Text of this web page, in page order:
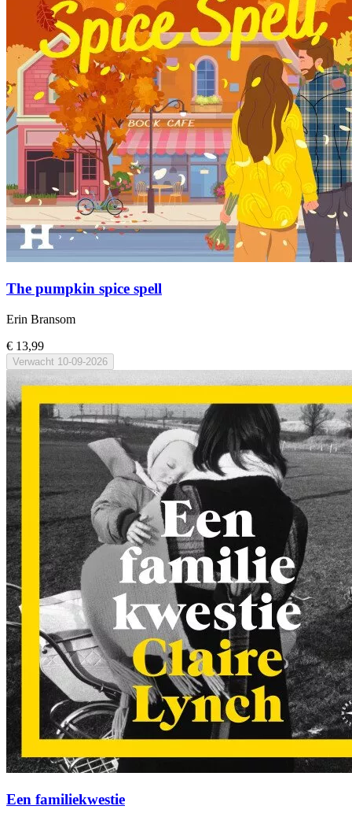
The pumpkin spice spell
Erin Bransom
€ 13,99
Verwacht 10-09-2026
Een familiekwestie